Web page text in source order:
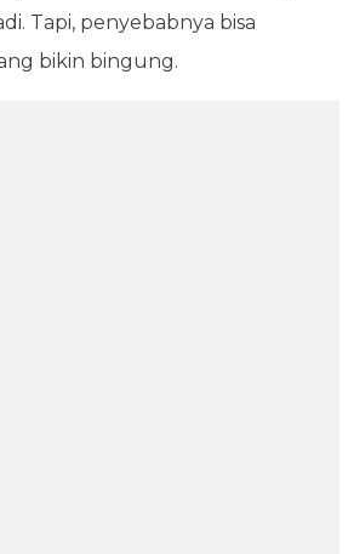
Tapi, penyebabnya bisa
bikin bingung.